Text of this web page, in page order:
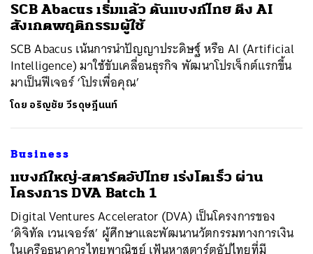
SCB Abacus เริ่มแล้ว ดันแบงก์ไทย ดึง AI
สังเกตพฤติกรรมผู้ใช้
SCB Abacus เน้นการนำปัญญาประดิษฐ์ หรือ AI (Artificial
Intelligence) มาใช้ขับเคลื่อนธุรกิจ พัฒนาโปรเจ็กต์แรกขึ้น
มาเป็นฟีเจอร์ ‘โปรเพื่อคุณ’
โดย อริญชัย วีรดุษฎีนนท์
Business
แบงก์ใหญ่-สตาร์ตอัปไทย เร่งโตเร็ว ผ่าน
โครงการ DVA Batch 1
Digital Ventures Accelerator (DVA) เป็นโครงการของ
‘ดิจิทัล เวนเจอร์ส’ ผู้ศึกษาและพัฒนานวัตกรรมทางการเงิน
ในเครือธนาคารไทยพาณิชย์ เฟ้นหาสตาร์ตอัปไทยที่มี